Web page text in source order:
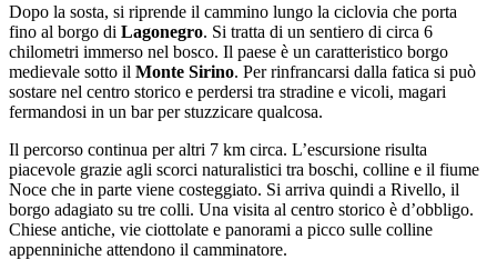
Dopo la sosta, si riprende il cammino lungo la ciclovia che porta
fino al borgo di Lagonegro. Si tratta di un sentiero di circa 6
chilometri immerso nel bosco. Il paese è un caratteristico borgo
medievale sotto il Monte Sirino. Per rinfrancarsi dalla fatica si può
sostare nel centro storico e perdersi tra stradine e vicoli, magari
fermandosi in un bar per stuzzicare qualcosa.
Il percorso continua per altri 7 km circa. L’escursione risulta
piacevole grazie agli scorci naturalistici tra boschi, colline e il fiume
Noce che in parte viene costeggiato. Si arriva quindi a Rivello, il
borgo adagiato su tre colli. Una visita al centro storico è d’obbligo.
Chiese antiche, vie ciottolate e panorami a picco sulle colline
appenniniche attendono il camminatore.